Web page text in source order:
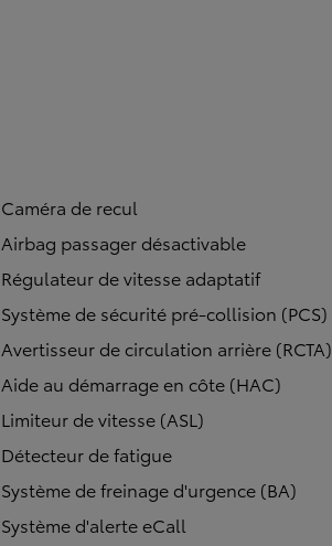
Caméra de recul
Airbag passager désactivable
Régulateur de vitesse adaptatif
Système de sécurité pré-collision (PCS)
Avertisseur de circulation arrière (RCTA)
Aide au démarrage en côte (HAC)
Limiteur de vitesse (ASL)
Détecteur de fatigue
Système de freinage d'urgence (BA)
Système d'alerte eCall